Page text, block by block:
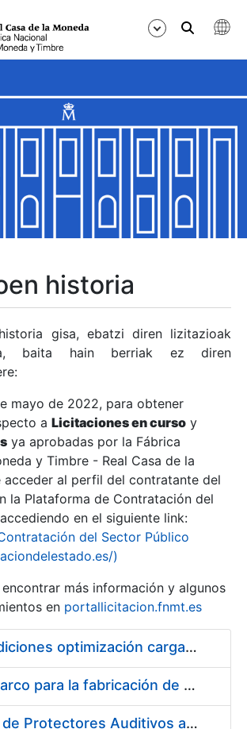
historia
gisa, ebatzi diren lizitazioak
baita hain berriak ez diren
mayo de 2022, para obtener
a Licitaciones en curso y
ya aprobadas por la Fábrica
y Timbre - Real Casa de la
acceder al perfil del contratante del
la Plataforma de Contratación del
en el siguiente link:
del Sector Público
)
más información y algunos
en portallicitacion.fnmt.es
Pliego condiciones optimización cargas compras firmado
Acuerdo marco para la fabricación de piezas
Suministro de Protectores Auditivos a medida para las personas trabajadoras de los Centros de Trabajo de Madrid y Burgos